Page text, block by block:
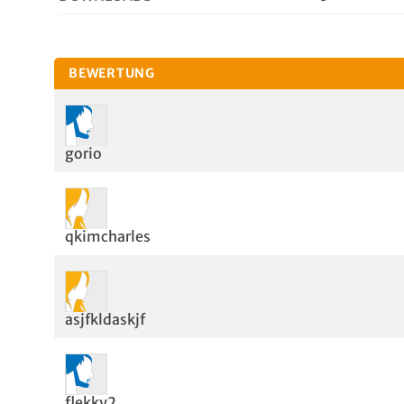
BEWERTUNG
gorio
qkimcharles
asjfkldaskjf